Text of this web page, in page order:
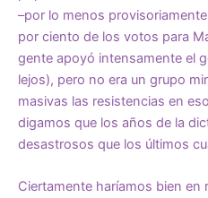
–por lo menos
por ciento de los votos para
gente apoyó intensamente el
lejos), pero no era un grupo
masivas las resistencias en
digamos que los años de la
desastrosos que los últimos
Ciertamente haríamos bien en